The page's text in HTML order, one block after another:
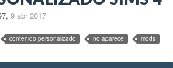
, 9 abr 2017
contenido personalizado no aparece mods